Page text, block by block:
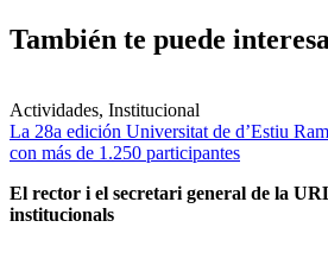
También te puede
Actividades, Institucional
La 28a edición Universitat de d’Estiu
con más de 1.250 participantes
El rector i el secretari general de la
institucionals